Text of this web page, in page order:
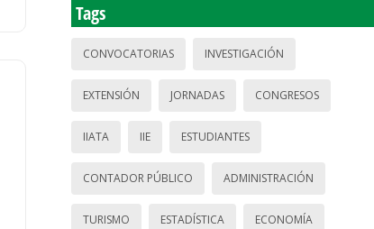
Tags
CONVOCATORIAS INVESTIGACIÓN
EXTENSIÓN JORNADAS CONGRESOS
IIATA IIE ESTUDIANTES
CONTADOR PÚBLICO ADMINISTRACIÓN
TURISMO ESTADÍSTICA ECONOMÍA